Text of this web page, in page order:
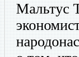
Мальтус